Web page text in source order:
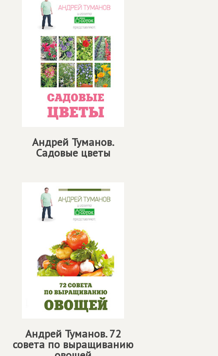
Андрей Туманов.
Садовые цветы
Андрей Туманов. 72
совета по выращиванию